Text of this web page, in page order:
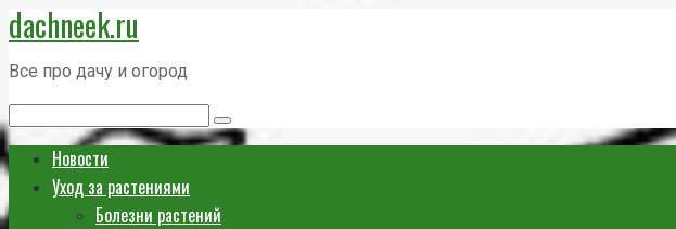
Перейти
к
контенту
dachneek.ru
Все про дачу и огород
Новости
Уход за растениями
Болезни растений